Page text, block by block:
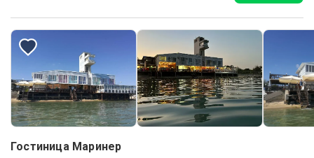
Гостиница Маринер